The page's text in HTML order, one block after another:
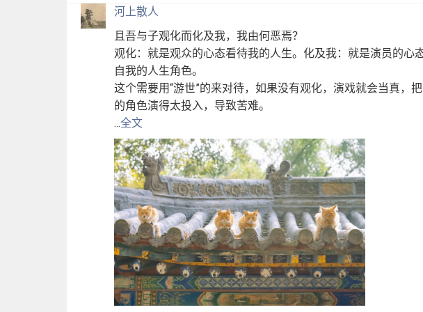
河上散人
且吾与子观化而化及我，我由何恶焉？
观化：就是观众的心态看待我的人生。化及我：就是演员的心
自我的人生角色。
这个需要用“游世”的来对待，如果没有观化，演戏就会当真，
的角色演得太投入，导致苦难。
...全文